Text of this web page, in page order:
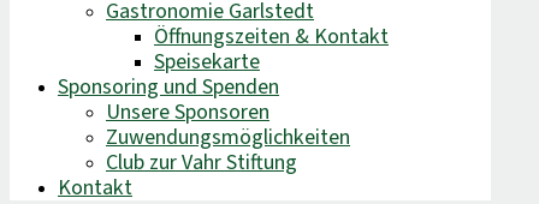
Gastronomie Garlstedt
Öffnungszeiten & Kontakt
Speisekarte
Sponsoring und Spenden
Unsere Sponsoren
Zuwendungsmöglichkeiten
Club zur Vahr Stiftung
Kontakt